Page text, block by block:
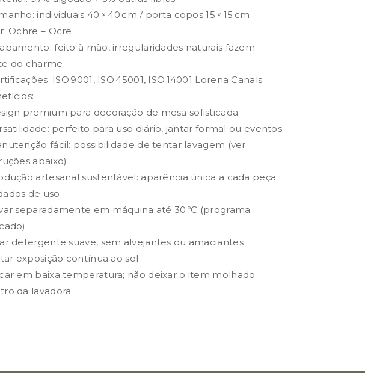
individuais 40 × 40 cm / porta copos 15 × 15 cm
Ochre – Ocre
feito à mão, irregularidades naturais fazem
do charme.
ISO 9001, ISO 45001, ISO 14001 Lorena Canals
premium para decoração de mesa sofisticada
perfeito para uso diário, jantar formal ou eventos
fácil: possibilidade de tentar lavagem (ver
abaixo)
artesanal sustentável: aparência única a cada peça
de uso:
separadamente em máquina até 30 ºC (programa
detergente suave, sem alvejantes ou amaciantes
exposição contínua ao sol
em baixa temperatura; não deixar o item molhado
da lavadora